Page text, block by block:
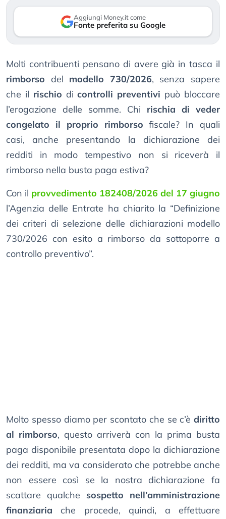
Aggiungi Money.it come
Fonte preferita su Google
Molti contribuenti pensano di avere già in tasca il
rimborso del modello 730/2026, senza sapere
che il rischio dicontrolli preventivi può bloccare
l’erogazione delle somme. Chi rischia di veder
congelato il proprio rimborso fiscale? In quali
casi, anche presentando la dichiarazione dei
redditi in modo tempestivo non si riceverà il
rimborso nella busta paga estiva?
Con il provvedimento 182408/2026 del 17 giugno
l’Agenzia delle Entrate ha chiarito la “Definizione
dei criteri di selezione delle dichiarazioni modello
730/2026 con esito a rimborso da sottoporre a
controllo preventivo”.
Molto spesso diamo per scontato che se c’è diritto
al rimborso, questo arriverà con la prima busta
paga disponibile presentata dopo la dichiarazione
dei redditi, ma va considerato che potrebbe anche
non essere così se la nostra dichiarazione fa
scattare qualche sospetto nell’amministrazione
finanziaria che procede, quindi, a effettuare